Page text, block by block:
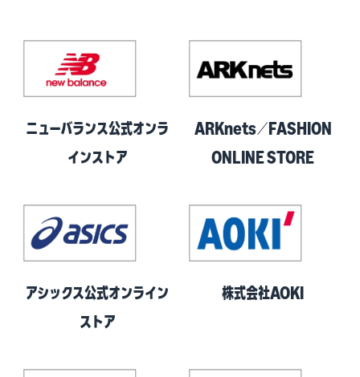
ニューバランス公式オンラ
インストア
ARKnets／FASHION
ONLINE STORE
アシックス公式オンライン
ストア
株式会社AOKI